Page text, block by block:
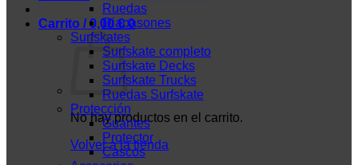
Carrito /0,00€ 0
No hay productos en el carrito.
Volver a la tienda
Ruedas
Diapasones
Surfskates
Surfskate completo
Surfskate Decks
Surfskate Trucks
Ruedas Surfskate
Protección
Guantes
Protector
Cascos